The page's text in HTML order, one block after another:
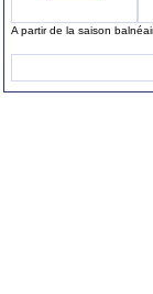
A partir de la saison